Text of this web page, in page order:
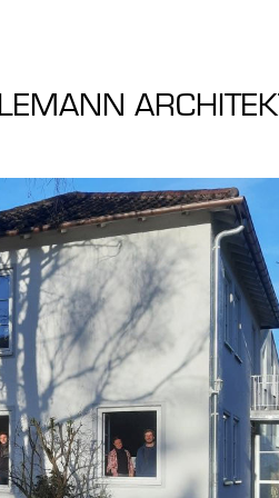
Achim Füllemann,
Verena Füllemann,
Franziska Maier,
Claudia Frank,
Valentina Catalano,
Marc Muller, Dipl.-Ing.
Simon